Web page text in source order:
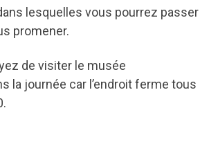
lesquelles vous pourrez passer
promener.
de visiter le musée
la journée car l’endroit ferme tous